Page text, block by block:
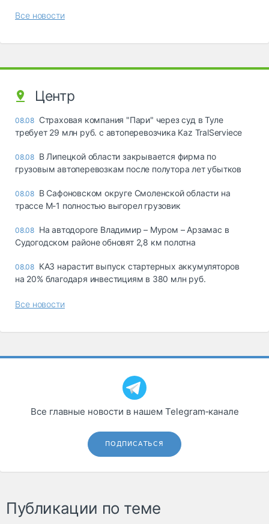
Все новости
Центр
08.08 Страховая компания "Пари" через суд в Туле
требует 29 млн руб. с автоперевозчика Kaz TralServiece
08.08 В Липецкой области закрывается фирма по
грузовым автоперевозкам после полутора лет убытков
08.08 В Сафоновском округе Смоленской области на
трассе М-1 полностью выгорел грузовик
08.08 На автодороге Владимир – Муром – Арзамас в
Судогодском районе обновят 2,8 км полотна
08.08 КАЗ нарастит выпуск стартерных аккумуляторов
на 20% благодаря инвестициям в 380 млн руб.
Все новости
Все главные новости в нашем Telegram‑канале
ПОДПИСАТЬСЯ
Публикации по теме